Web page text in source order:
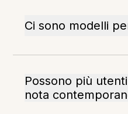
Ci sono modelli
Possono più
nota